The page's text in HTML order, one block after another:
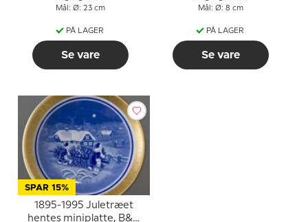
Mål: Ø: 23 cm
PÅ LAGER
Se vare
Mål: Ø: 8 cm
PÅ LAGER
Se vare
SPAR 15%
1895-1995 Juletræet
hentes miniplatte, B&G